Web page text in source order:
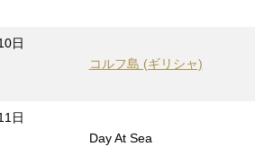
日
コルフ島 (ギリシャ)
日
Day At Sea